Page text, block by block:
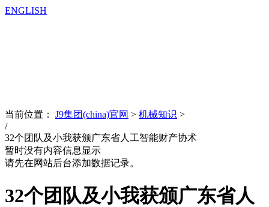
ENGLISH
当前位置： J9集团(china)官网 > 机械知识 >
/
32个团队及小我获颁广东省人工智能财产协术
暂时没有内容信息显示
请先在网站后台添加数据记录。
32个团队及小我获颁广东省人